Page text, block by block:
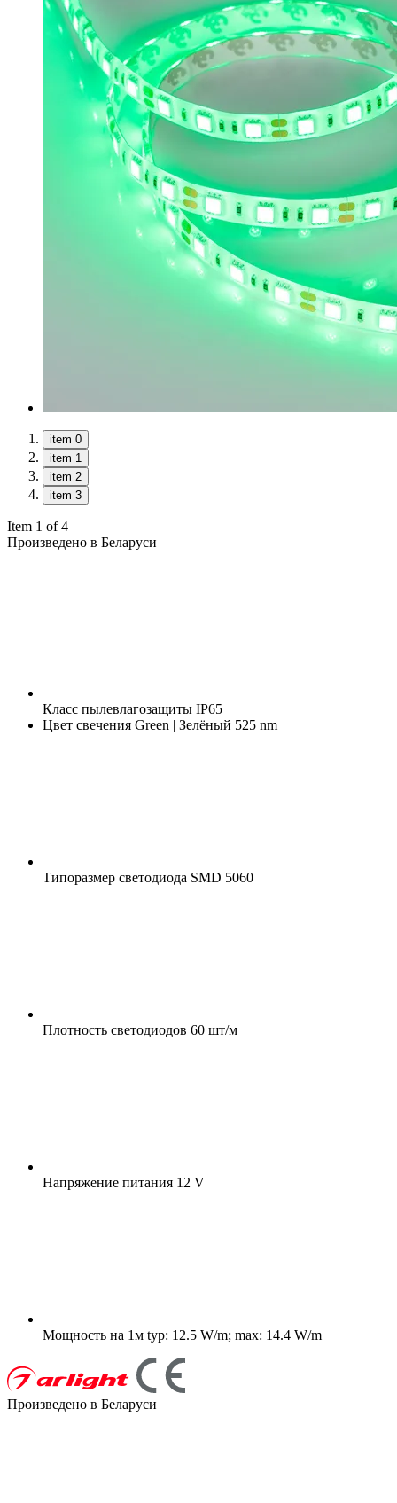
item 0
item 1
item 2
item 3
Item 1 of 4
Произведено в Беларуси
Класс пылевлагозащиты IP65
Цвет свечения Green | Зелёный 525 nm
Типоразмер светодиода SMD 5060
Плотность светодиодов 60 шт/м
Напряжение питания 12 V
Мощность на 1м typ: 12.5 W/m; max: 14.4 W/m
Произведено в Беларуси